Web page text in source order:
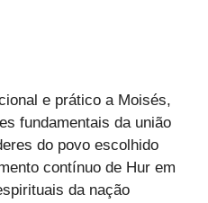
e prático a Moisés,
fundamentais da união
do povo escolhido
contínuo de Hur em
da nação